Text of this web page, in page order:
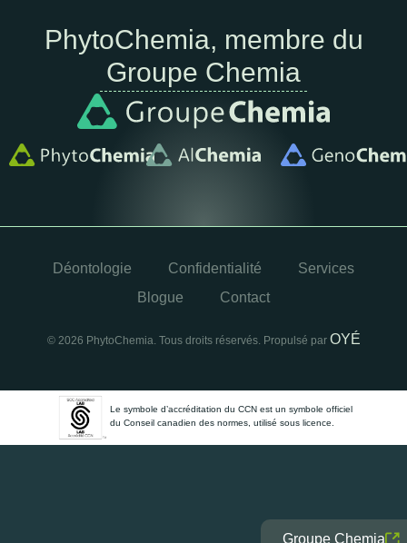
Groupe Chemia
PhytoChemia, membre du
Groupe Chemia
© 2026 PhytoChemia. Tous droits réservés. Propulsé par OYÉ
Déontologie Confidentialité
Services
Blogue
Contact
Le symbole d’accréditation du CCN est un symbole officiel
du Conseil canadien des normes, utilisé sous licence.